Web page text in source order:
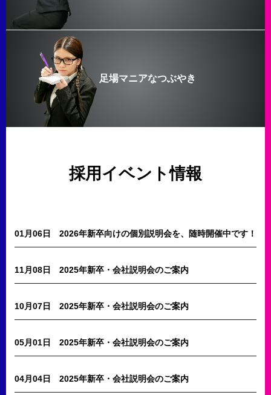
足場マニアなつぶやき
採用イベント情報
01月06日 2026年新卒向けの個別説明会を、随時開催中です！
11月08日 2025年新卒・会社説明会のご案内
10月07日 2025年新卒・会社説明会のご案内
05月01日 2025年新卒・会社説明会のご案内
04月04日 2025年新卒・会社説明会のご案内